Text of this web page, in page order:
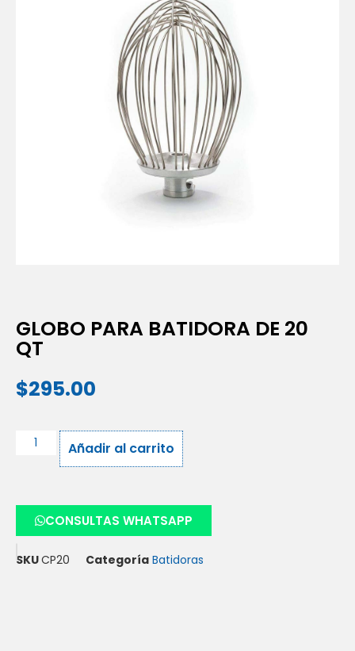
GLOBO PARA BATIDORA DE 20
QT
$295.00
Añadir al carrito
CONSULTAS WHATSAPP
SKUCP20 Categoría Batidoras